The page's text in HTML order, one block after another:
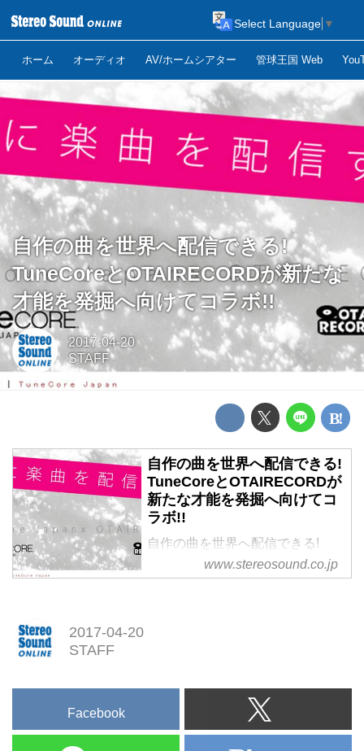
ホーム オーディオ AV/ホームシアター 管球王国 Web
Select Language ▼
自作の曲を世界へ配信できる!
TuneCoreとOTAIRECORDが新たな
才能を発掘へ向けてコラボ!!
2017-04-20
STAFF
自作の曲を世界へ配信できる!
TuneCoreとOTAIRECORDが
新たな才能を発掘へ向けてコ
ラボ!!
自作の曲を世界へ配信できる!
TuneCoreとOTAIRECORDが
新たな才能を発掘へ向けてコラ
www.stereosound.co.jp
2017-04-20
STAFF
Facebook